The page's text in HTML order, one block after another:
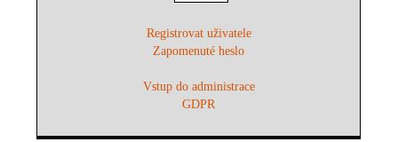
Registrovat uživatele
Zapomenuté heslo
Vstup do administrace
GDPR